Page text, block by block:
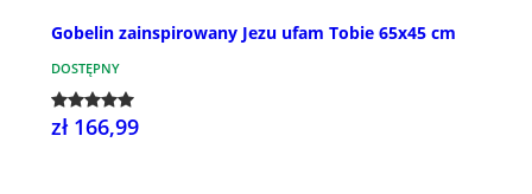
Gobelin zainspirowany Jezu ufam Tobie 65x45 cm
DOSTĘPNY
zł 166,99